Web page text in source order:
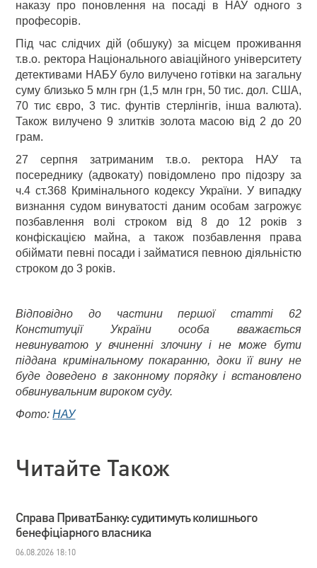
наказу про поновлення на посаді в НАУ одного з
професорів.
Під час слідчих дій (обшуку) за місцем проживання
т.в.о. ректора Національного авіаційного університету
детективами НАБУ було вилучено готівки на загальну
суму близько 5 млн грн (1,5 млн грн, 50 тис. дол. США,
70 тис євро, 3 тис. фунтів стерлінгів, інша валюта).
Також вилучено 9 злитків золота масою від 2 до 20
грам.
27 серпня затриманим т.в.о. ректора НАУ та
посереднику (адвокату) повідомлено про підозру за
ч.4 ст.368 Кримінального кодексу України. У випадку
визнання судом винуватості даним особам загрожує
позбавлення волі строком від 8 до 12 років з
конфіскацією майна, а також позбавлення права
обіймати певні посади і займатися певною діяльністю
строком до 3 років.
Відповідно до частини першої статті 62
Конституції України особа вважається
невинуватою у вчиненні злочину і не може бути
піддана кримінальному покаранню, доки її вину не
буде доведено в законному порядку і встановлено
обвинувальним вироком суду.
Фото:НАУ
Читайте Також
Справа ПриватБанку: судитимуть колишнього
бенефіціарного власника
06.08.2026 18:10